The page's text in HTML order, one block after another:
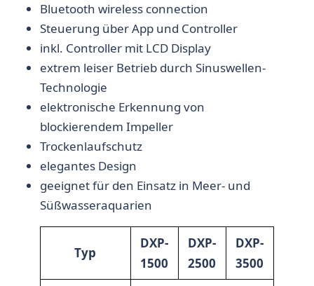
Bluetooth wireless connection
Steuerung über App und Controller
inkl. Controller mit LCD Display
extrem leiser Betrieb durch Sinuswellen-
Technologie
elektronische Erkennung von
blockierendem Impeller
Trockenlaufschutz
elegantes Design
geeignet für den Einsatz in Meer- und
Süßwasseraquarien
Typ
DXP-
1500
DXP-
2500
DXP-
3500